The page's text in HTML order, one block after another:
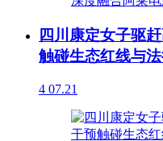
四川康定女子驱
触碰生态红线与
4 07.21